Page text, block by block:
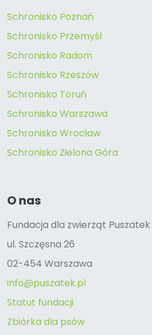
Schronisko Poznań
Schronisko Przemyśl
Schronisko Radom
Schronisko Rzeszów
Schronisko Toruń
Schronisko Warszawa
Schronisko Wrocław
Schronisko Zielona Góra
O nas
Fundacja dla zwierząt Puszatek
ul. Szczęsna 26
02-454 Warszawa
info@puszatek.pl
Statut fundacji
Zbiórka dla psów